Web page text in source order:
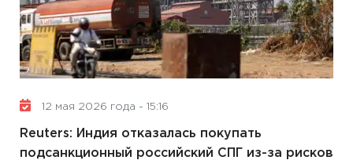
12 мая 2026 года - 15:16
Reuters: Индия отказалась покупать
подсанкционный российский СПГ из-за рисков